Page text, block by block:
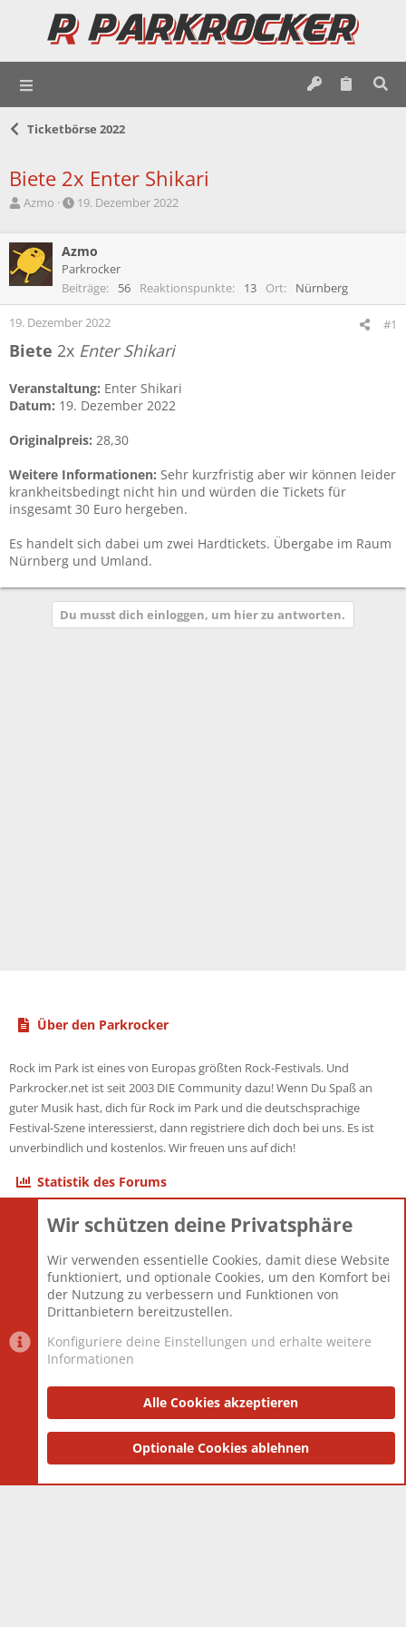
Ticketbörse 2022
Biete 2x Enter Shikari
E
t
e
l
e
r
Azmo
E
t
e
l
a
m
19. Dezember 2022
Azmo
Parkrocker
Beiträge
56 Reaktionspunkte 13 Ort Nürnberg
19. Dezember 2022 #1
Biete 2x Enter Shikari
Veranstaltung: Enter Shikari
Datum: 19. Dezember 2022
Originalpreis: 28,30
Weitere Informationen: Sehr kurzfristig aber wir können leider
krankheitsbedingt nicht hin und würden die Tickets für
insgesamt 30 Euro hergeben.
Es handelt sich dabei um zwei Hardtickets. Übergabe im Raum
Nürnberg und Umland.
Du musst dich einloggen, um hier zu antworten.
Über den Parkrocker
Rock im Park ist eines von Europas größten Rock-Festivals. Und
Parkrocker.net ist seit 2003 DIE Community dazu! Wenn Du Spaß an
guter Musik hast, dich für Rock im Park und die deutschsprachige
Festival-Szene interessierst, dann registriere dich doch bei uns. Es ist
unverbindlich und kostenlos. Wir freuen uns auf dich!
Statistik des Forums
Themen
Mitglieder
12.427
Neuestes Mitglied
Berlin
Datenschutzerklärung Impressum
Community platform by XenForo® © 2010-2025 XenForo Ltd.
and add-ons by ThemeHouse
Wir schützen deine Privatsphäre
Wir verwenden essentielle Cookies, damit diese Website
funktioniert, und optionale Cookies, um den Komfort bei
der Nutzung zu verbessern und Funktionen von
Drittanbietern bereitzustellen.
Konfiguriere deine Einstellungen und erhalte weitere
Informationen
Alle Cookies akzeptieren
Optionale Cookies ablehnen